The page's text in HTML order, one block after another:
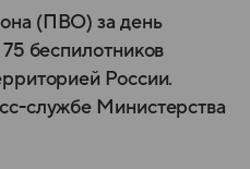
(ПВО) за день
беспилотников
России.
службе Министерства